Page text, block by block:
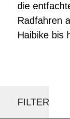
die
Radfahren
Haibike bis
FILTER